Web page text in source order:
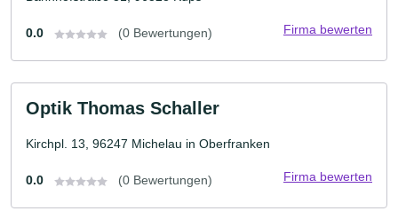
0.0 (0 Bewertungen) Firma bewerten
Optik Thomas Schaller
Kirchpl. 13, 96247 Michelau in Oberfranken
0.0 (0 Bewertungen) Firma bewerten